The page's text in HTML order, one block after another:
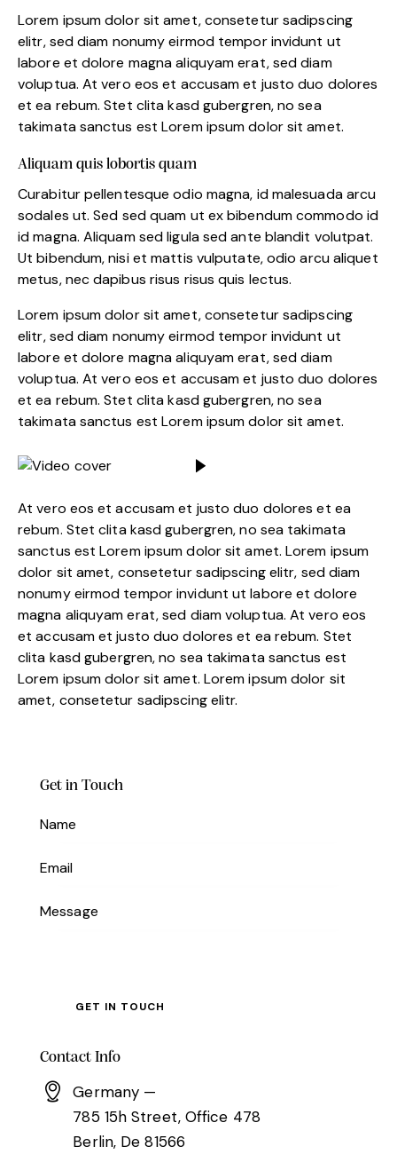
Lorem ipsum dolor sit amet, consetetur sadipscing
elitr, sed diam nonumy eirmod tempor invidunt ut
labore et dolore magna aliquyam erat, sed diam
voluptua. At vero eos et accusam et justo duo dolores
et ea rebum. Stet clita kasd gubergren, no sea
takimata sanctus est Lorem ipsum dolor sit amet.
Aliquam quis lobortis quam
Curabitur pellentesque odio magna, id malesuada arcu
sodales ut. Sed sed quam ut ex bibendum commodo id
id magna. Aliquam sed ligula sed ante blandit volutpat.
Ut bibendum, nisi et mattis vulputate, odio arcu aliquet
metus, nec dapibus risus risus quis lectus.
Lorem ipsum dolor sit amet, consetetur sadipscing
elitr, sed diam nonumy eirmod tempor invidunt ut
labore et dolore magna aliquyam erat, sed diam
voluptua. At vero eos et accusam et justo duo dolores
et ea rebum. Stet clita kasd gubergren, no sea
takimata sanctus est Lorem ipsum dolor sit amet.
At vero eos et accusam et justo duo dolores et ea
rebum. Stet clita kasd gubergren, no sea takimata
sanctus est Lorem ipsum dolor sit amet. Lorem ipsum
dolor sit amet, consetetur sadipscing elitr, sed diam
nonumy eirmod tempor invidunt ut labore et dolore
magna aliquyam erat, sed diam voluptua. At vero eos
et accusam et justo duo dolores et ea rebum. Stet
clita kasd gubergren, no sea takimata sanctus est
Lorem ipsum dolor sit amet. Lorem ipsum dolor sit
amet, consetetur sadipscing elitr.
Get in Touch
Contact Info
Germany —
785 15h Street, Office 478
Berlin, De 81566